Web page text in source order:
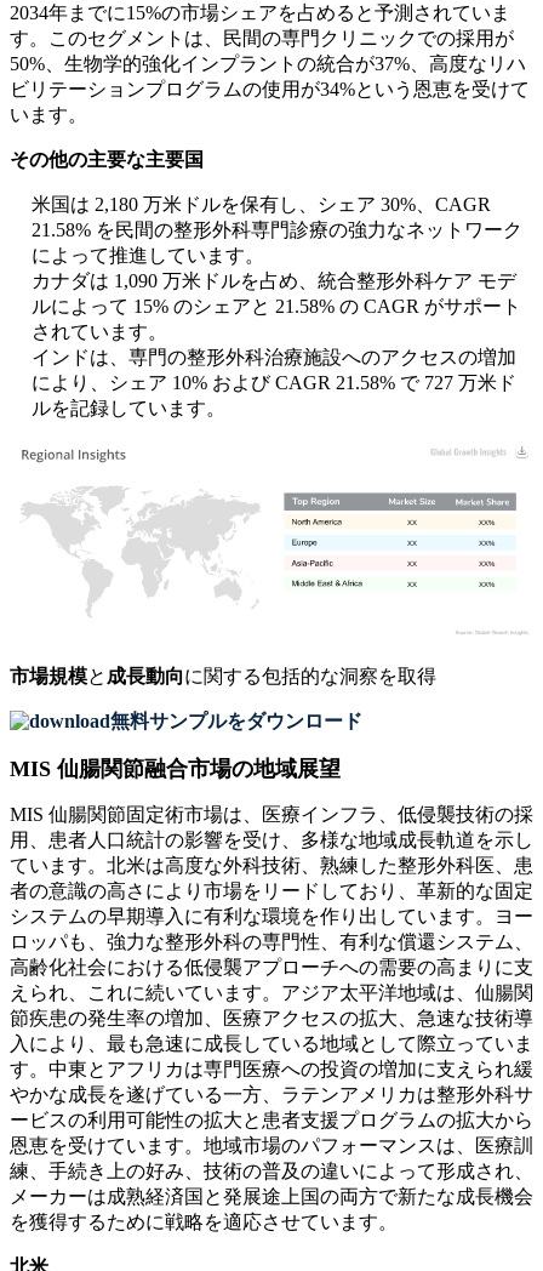
2034年までに15%の市場シェアを占めると予測されていま
す。このセグメントは、民間の専門クリニックでの採用が
50%、生物学的強化インプラントの統合が37%、高度なリハ
ビリテーションプログラムの使用が34%という恩恵を受けて
います。
その他の主要な主要国
米国は 2,180 万米ドルを保有し、シェア 30%、CAGR
21.58% を民間の整形外科専門診療の強力なネットワーク
によって推進しています。
カナダは 1,090 万米ドルを占め、統合整形外科ケア モデ
ルによって 15% のシェアと 21.58% の CAGR がサポート
されています。
インドは、専門の整形外科治療施設へのアクセスの増加
により、シェア 10% および CAGR 21.58% で 727 万米ド
ルを記録しています。
XX%
XX
XX%
XX
XX%
XX
XX%
XX
市場規模と 成長動向に関する包括的な洞察を取得
無料サンプルをダウンロード
MIS 仙腸関節融合市場の地域展望
MIS 仙腸関節固定術市場は、医療インフラ、低侵襲技術の採
用、患者人口統計の影響を受け、多様な地域成長軌道を示し
ています。北米は高度な外科技術、熟練した整形外科医、患
者の意識の高さにより市場をリードしており、革新的な固定
システムの早期導入に有利な環境を作り出しています。ヨー
ロッパも、強力な整形外科の専門性、有利な償還システム、
高齢化社会における低侵襲アプローチへの需要の高まりに支
えられ、これに続いています。アジア太平洋地域は、仙腸関
節疾患の発生率の増加、医療アクセスの拡大、急速な技術導
入により、最も急速に成長している地域として際立っていま
す。中東とアフリカは専門医療への投資の増加に支えられ緩
やかな成長を遂げている一方、ラテンアメリカは整形外科サ
ービスの利用可能性の拡大と患者支援プログラムの拡大から
恩恵を受けています。地域市場のパフォーマンスは、医療訓
練、手続き上の好み、技術の普及の違いによって形成され、
メーカーは成熟経済国と発展途上国の両方で新たな成長機会
を獲得するために戦略を適応させています。